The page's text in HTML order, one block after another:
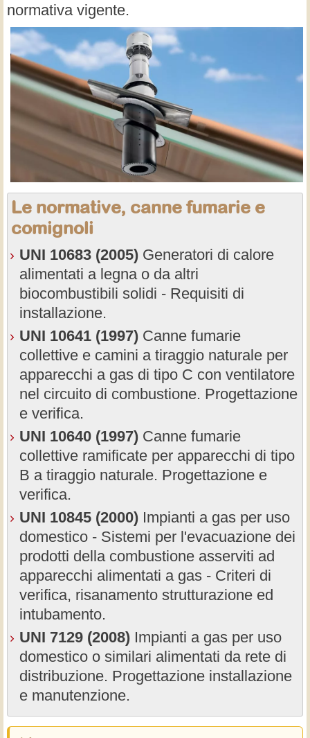
normativa vigente.
Le normative, canne fumarie e
comignoli
UNI 10683 (2005) Generatori di calore
alimentati a legna o da altri
biocombustibili solidi - Requisiti di
installazione.
UNI 10641 (1997) Canne fumarie
collettive e camini a tiraggio naturale per
apparecchi a gas di tipo C con ventilatore
nel circuito di combustione. Progettazione
e verifica.
UNI 10640 (1997) Canne fumarie
collettive ramificate per apparecchi di tipo
B a tiraggio naturale. Progettazione e
verifica.
UNI 10845 (2000) Impianti a gas per uso
domestico - Sistemi per l'evacuazione dei
prodotti della combustione asserviti ad
apparecchi alimentati a gas - Criteri di
verifica, risanamento strutturazione ed
intubamento.
UNI 7129 (2008) Impianti a gas per uso
domestico o similari alimentati da rete di
distribuzione. Progettazione installazione
e manutenzione.